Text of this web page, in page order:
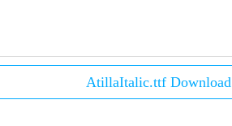
AtillaItalic.ttf Download